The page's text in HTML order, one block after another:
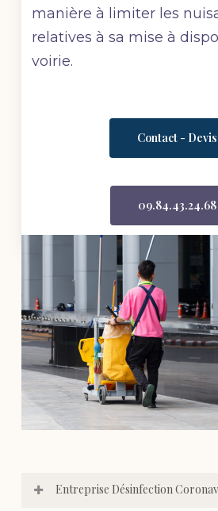
manière à limiter les
relatives à sa mise à
voirie.
Contact - Devis
09.84.43.24.68
Entreprise Désinfection